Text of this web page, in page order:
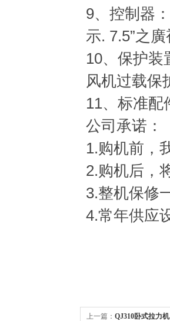
9、控制器
示. 7.5”之
10、保护装
风机过载保
11、标准
公司承诺：
1.购机前，
2.购机后，
3.整机保修
4.常年供应
上一篇： QJ310卧式拉力机